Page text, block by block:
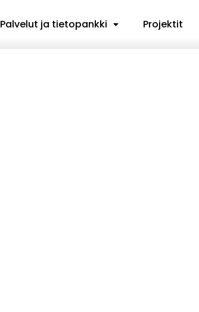
Palvelut ja tietopankki Projektit